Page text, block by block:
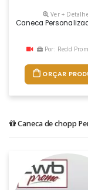
Ver +
Caneca
Por: Redd
ORÇAR
Caneca de chopp